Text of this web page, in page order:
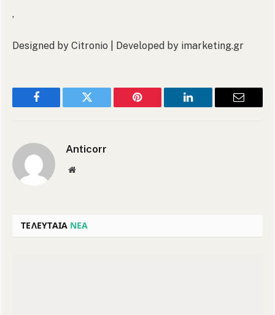
,
Designed by Citronio | Developed by imarketing.gr
Facebook Twitter Pinterest LinkedIn Email
Anticorr
Website
ΤΕΛΕΥΤΑΙΑ ΝΕΑ